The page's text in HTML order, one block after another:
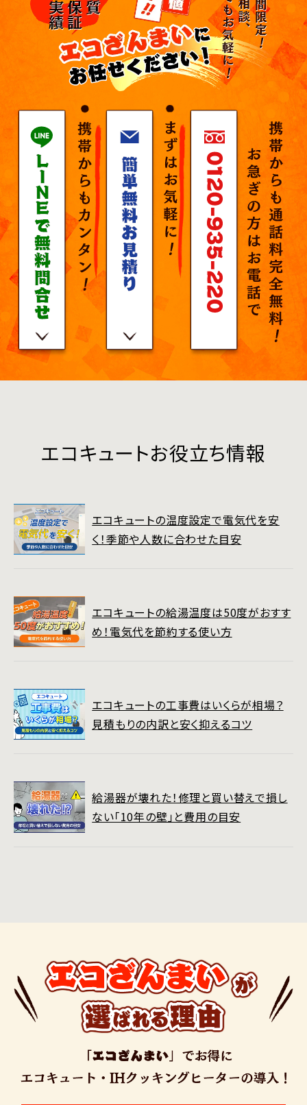
エコキュートお役立ち情報
エコキュートの温度設定で電気代を安
く！季節や人数に合わせた目安
エコキュートの給湯温度は50度がおすす
め！電気代を節約する使い方
エコキュートの工事費はいくらが相場？
見積もりの内訳と安く抑えるコツ
給湯器が壊れた！修理と買い替えで損し
ない「10年の壁」と費用の目安